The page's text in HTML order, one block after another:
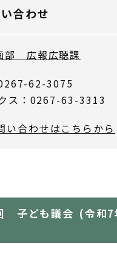
合わせ
部 広報広聴課
62-3075
ス：0267-63-3313
い合わせはこちらから
子ども議会 (令和7